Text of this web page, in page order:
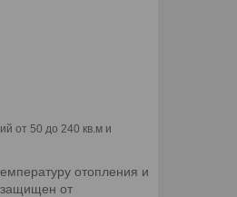
от 50 до 240 кв.м и
отопления и
защищен от